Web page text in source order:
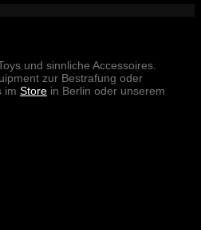
und sinnliche Accessoires.
zur Bestrafung oder
im Store in Berlin oder unserem